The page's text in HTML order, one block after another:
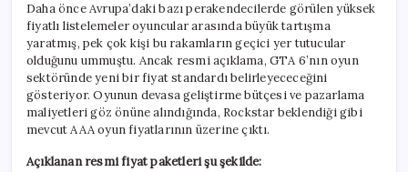
Daha önce Avrupa’daki bazı perakendecilerde görülen yüksek
fiyatlı listelemeler oyuncular arasında büyük tartışma
yaratmış, pek çok kişi bu rakamların geçici yer tutucular
olduğunu ummuştu. Ancak resmi açıklama, GTA 6’nın oyun
sektöründe yeni bir fiyat standardı belirleyececeğini
gösteriyor. Oyunun devasa geliştirme bütçesi ve pazarlama
maliyetleri göz önüne alındığında, Rockstar beklendiği gibi
mevcut AAA oyun fiyatlarının üzerine çıktı.
Açıklanan resmi fiyat paketleri şu şekilde: